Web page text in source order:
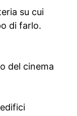
su cui
di farlo.
del cinema